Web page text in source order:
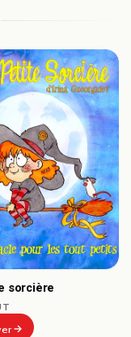
sorcière